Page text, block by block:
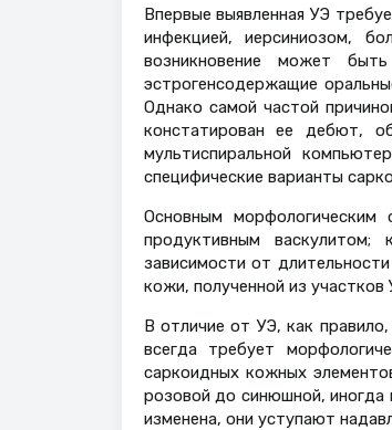
Впервые выявленная УЭ
инфекцией, иерсиниозом,
возникновение может
эстрогенсодержащие
Однако самой частой
констатирован ее дебют,
мультиспиральной
специфические варианты
Основным морфологическим
продуктивным васкулитом;
зависимости от
кожи, полученной из
В отличие от УЭ, как
всегда требует
саркоидных кожных
розовой до синюшной, иногда
изменена, они уступают